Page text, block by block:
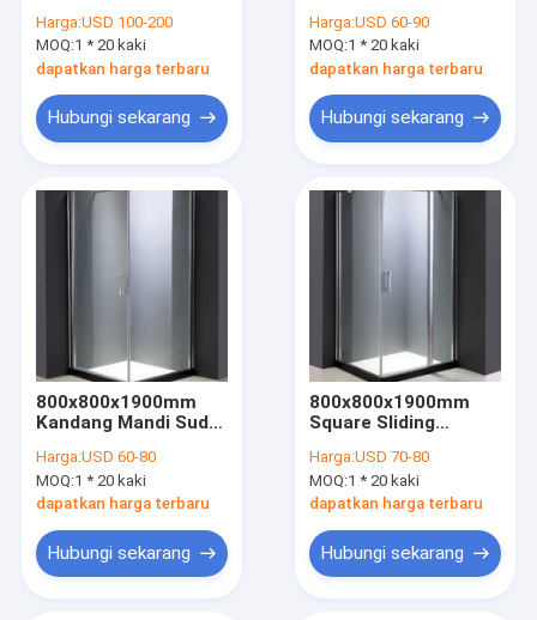
Harga:USD 100-200
MOQ:1 * 20 kaki
dapatkan harga terbaru
Hubungi sekarang
Bingkai Masuk 6mm
Harga:USD 60-90
MOQ:1 * 20 kaki
dapatkan harga terbaru
Hubungi sekarang
800x800x1900mm
Kandang Mandi Sudut
Harga:USD 60-80
MOQ:1 * 20 kaki
dapatkan harga terbaru
Hubungi sekarang
800x800x1900mm
Square Sliding
Bingkai Aluminium
Harga:USD 70-80
MOQ:1 * 20 kaki
dapatkan harga terbaru
Hubungi sekarang